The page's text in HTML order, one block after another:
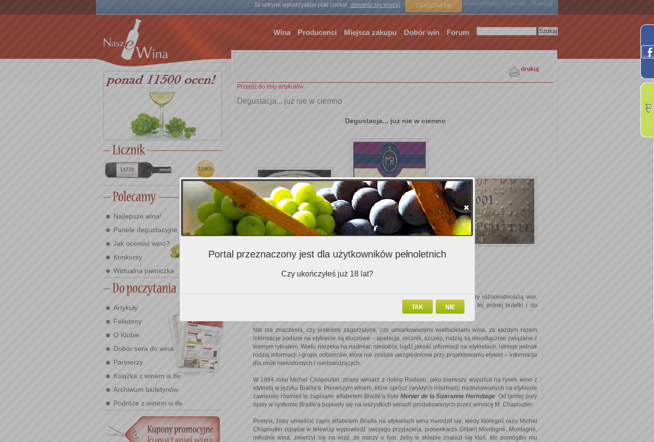
Ta witryna wykorzystuje pliki cookie, dowiedz się więcej ZGADZAM SIĘ
Strona główna Członkowie Klubu Kontakt Zaloguj
Wina Producenci Miejsca zakupu Dobór win Forum
14720 12405
Najlepsze wina!
Panele degustacyjne
Jak oceniać wino?
Konkursy
Wirtualna piwniczka
Artykuły
Felietony
O Klubie
Dobór sera do wina
Partnerzy
Książka z winem w tle
Archiwum biuletynów
Podróże z winem w tle
drukuj
Przejdź do listy artykułów
Degustacja... już nie w ciemno
Degustacja... już nie w ciemno
Każdy z nas lubi przechadzać się między półkami z winem w sklepie, sycić oczy różnorodnością win,
etykiet, kolorów. To przyjemność, która jest wstępem do kolejnej, czyli wybrania tej jednej butelki i do
Nie ma znaczenia, czy jesteśmy zagorzałymi, czy umiarkowanymi wielbicielami wina, za każdym razem
informacje podane na etykiecie są kluczowe – apelacja, rocznik, szczep, rodzaj są nieodłącznie związane z
winnym rytuałem. Wielu narzeka na nadmiar, niedobór, bądź jakość informacji na etykietach, istnieje jednak
rodzaj informacji i grupa odbiorców, która nie została uwzględniona przy projektowaniu etykiet – informacja
dla osób niewidomych i niedowidzących.
W 1994 roku Michel Chapoutier, znany winiarz z doliny Rodanu, jako pierwszy wypuścił na rynek wino z
etykietą w języku Braille'a. Pierwszym winem, które oprócz zwykłych informacji nadrukowanych na etykiecie
zawierało również te zapisane alfabetem Braille'a było Monier de la Sizeranne Hermitage. Od tamtej pory
opisy w systemie Braille'a pojawiły się na wszystkich winach produkowanych przez winnicę M. Chapoutier.
Pomysł, żeby umieścić zapis alfabetem Brailla na etykietach wina narodził się, kiedy któregoś razu Michel
Chapoutier oglądał w telewizji wypowiedź swojego przyjaciela, piosenkarza Gilbert Montagné. Montagné,
miłośnik wina, zwierzył się na wizji, że marzy o tym, żeby w sklepie znalazł się ktoś, kto pomógłby mu
Portal przeznaczony jest dla użytkowników pełnoletnich
Czy ukończyłeś już 18 lat?
NIE
TAK